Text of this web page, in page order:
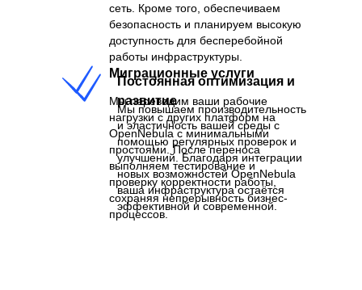
сеть. Кроме того, обеспечиваем
безопасность и планируем высокую
доступность для бесперебойной
работы инфраструктуры.
Миграционные услуги
Постоянная оптимизация и
развитие
Мы переводим ваши рабочие
нагрузки с других платформ на
OpenNebula с минимальными
простоями. После переноса
выполняем тестирование и
проверку корректности работы,
сохраняя непрерывность бизнес-
процессов.
Мы повышаем производительность
и эластичность вашей среды с
помощью регулярных проверок и
улучшений. Благодаря интеграции
новых возможностей OpenNebula
ваша инфраструктура остаётся
эффективной и современной.